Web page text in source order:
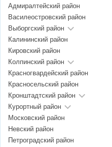
Адмиралтейский район
Василеостровский район
Выборгский район
Калининский район
Кировский район
Колпинский район
Красногвардейский район
Красносельский район
Кронштадтский район
Курортный район
Московский район
Невский район
Петроградский район